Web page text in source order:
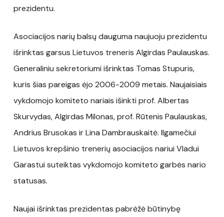
prezidentu.
Asociacijos narių balsų dauguma naujuoju prezidentu
išrinktas garsus Lietuvos treneris Algirdas Paulauskas.
Generaliniu sekretoriumi išrinktas Tomas Stupuris,
kuris šias pareigas ėjo 2006-2009 metais. Naujaisiais
vykdomojo komiteto nariais išinkti prof. Albertas
Skurvydas, Algirdas Milonas, prof. Rūtenis Paulauskas,
Andrius Brusokas ir Lina Dambrauskaitė. Ilgamečiui
Lietuvos krepšinio trenerių asociacijos nariui Vladui
Garastui suteiktas vykdomojo komiteto garbės nario
statusas.
Naujai išrinktas prezidentas pabrėžė būtinybę